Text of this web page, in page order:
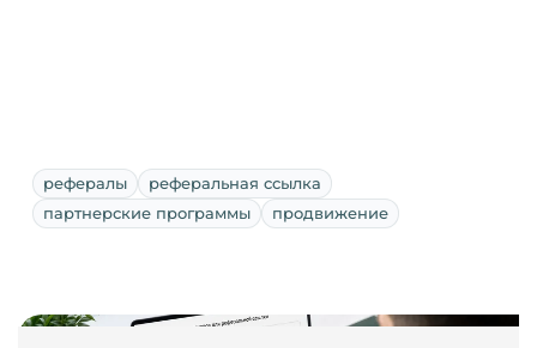
рефералы
реферальная ссылка
партнерские программы
продвижение